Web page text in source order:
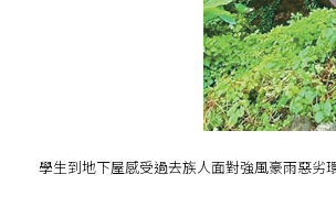
學生到地下屋感受過去族人面對強風豪雨惡劣